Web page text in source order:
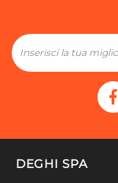
DEGHI SPA